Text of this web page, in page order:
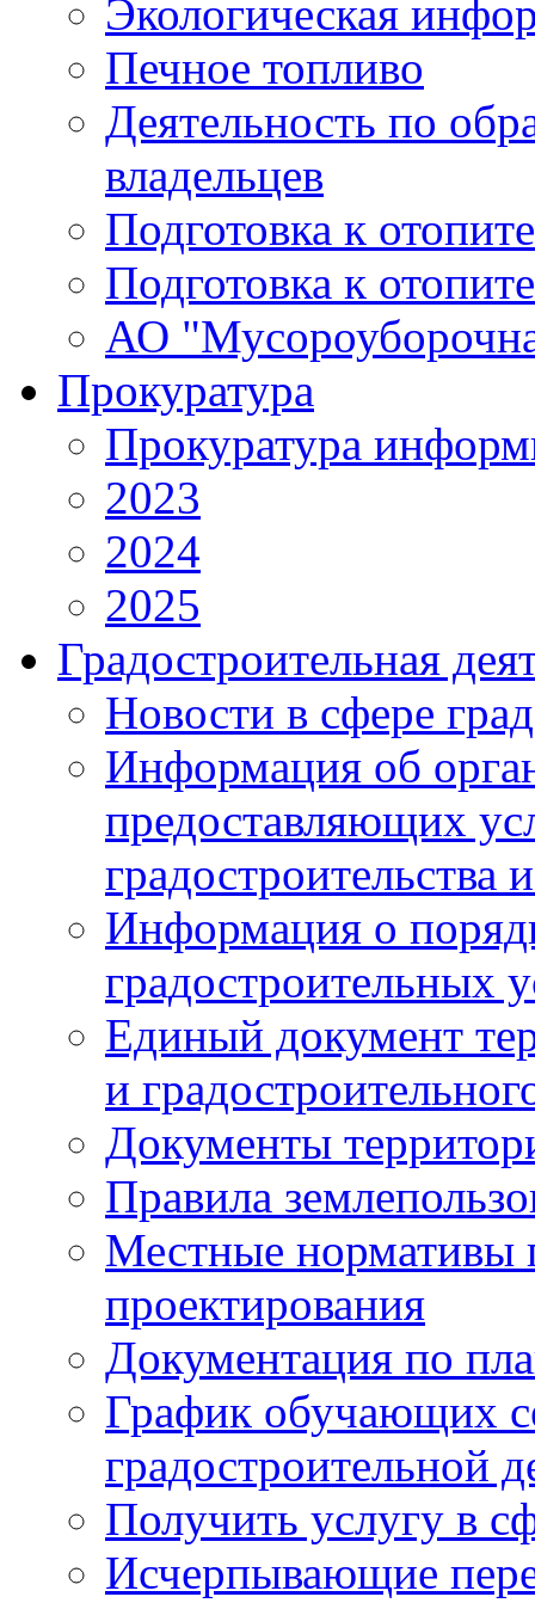
Экологическая
Печное топливо
Деятельность по
владельцев
Подготовка к
Подготовка к
АО
Прокуратура
Прокуратура
2023
2024
2025
Градостроительная
Новости в сфере
Информация об
предоставляющих
градостроительства
Информация о
градостроительных
Единый документ
и
Документы
Правила
Местные нормативы
проектирования
Документация по
График обучающих
градостроительной
Получить услугу в
Исчерпывающие